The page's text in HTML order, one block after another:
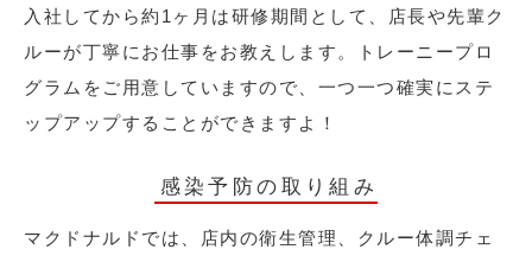
入社してから約1ヶ月は研修期間として、店長や先輩ク
ルーが丁寧にお仕事をお教えします。トレーニープロ
グラムをご用意していますので、一つ一つ確実にステ
ップアップすることができますよ！
感染予防の取り組み
マクドナルドでは、店内の衛生管理、クルー体調チェ